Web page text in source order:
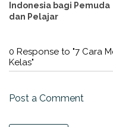
Indonesia bagi Pemuda
dan Pelajar
0 Response to "7 Cara
Kelas"
Post a Comment